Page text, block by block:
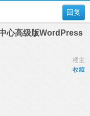
回复
心高级版WordPress
楼主
收藏